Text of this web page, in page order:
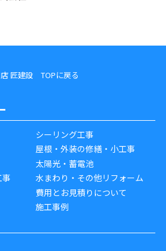
匠建設 TOPに戻る
シーリング工事
屋根・外装の修繕・小工事
太陽光・蓄電池
水まわり・その他リフォーム
費用とお見積りについて
施工事例